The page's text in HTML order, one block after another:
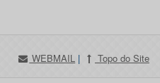
WEBMAIL | Topo do Site